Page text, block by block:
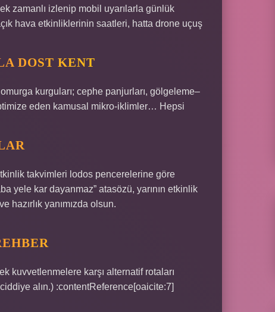
zamanlı izlenip mobil uyarılarla günlük
hava etkinliklerinin saatleri, hatta drone uçuş
DOST KENT
kurguları; cephe panjurları, gölgeleme–
eden kamusal mikro-iklimler… Hepsi
takvimleri lodos pencerelerine göre
yele kar dayanmaz” atasözü, yarının etkinlik
hazırlık yanımızda olsun.
kuvvetlenmelere karşı alternatif rotaları
alın.) :contentReference[oaicite:7]